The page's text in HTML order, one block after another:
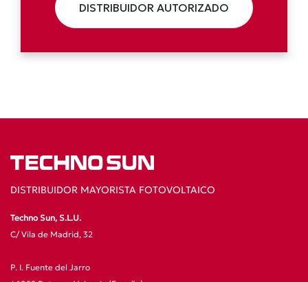
DISTRIBUIDOR AUTORIZADO
DISTRIBUIDOR MAYORISTA FOTOVOLTAICO
Techno Sun, S.L.U.
C/ Vila de Madrid, 32
P. I. Fuente del Jarro